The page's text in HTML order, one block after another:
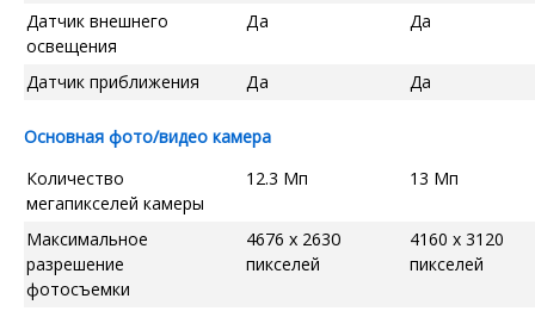
Датчик внешнего
освещения
Да Да
Датчик приближения Да Да
Основная фото/видео камера
Количество
мегапикселей камеры
12.3 Мп 13 Мп
Максимальное
разрешение
фотосъемки
4676 x 2630
пикселей
4160 x 3120
пикселей